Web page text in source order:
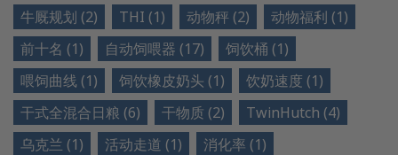
牛厩规划 (2) THI (1) 动物秤 (2)
动物福利 (1)
前十名 (1)
自动饲喂器 (17)
饲饮桶 (1)
喂饲曲线 (1)
饲饮橡皮奶头 (1)
饮奶速度 (1)
干式全混合日粮 (6)
干物质 (2)
TwinHutch (4)
乌克兰 (1)
活动走道 (1)
消化率 (1)